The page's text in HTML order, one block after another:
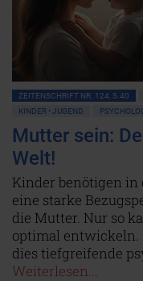
ZEITENSCHRIFT NR. 124, S.40
KINDER • JUGEND
Mutter sein:
Welt!
Kinder benötigen in
eine starke
die Mutter. Nur so
optimal entwickeln.
dies tiefgreifende
Weiterlesen...